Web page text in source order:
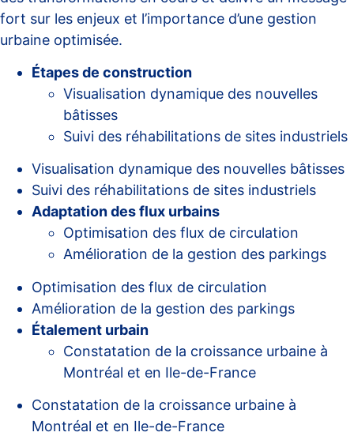
fort sur les enjeux et l’importance d’une gestion
urbaine optimisée.
Étapes de construction
Visualisation dynamique des nouvelles
bâtisses
Suivi des réhabilitations de sites industriels
Visualisation dynamique des nouvelles bâtisses
Suivi des réhabilitations de sites industriels
Adaptation des flux urbains
Optimisation des flux de circulation
Amélioration de la gestion des parkings
Optimisation des flux de circulation
Amélioration de la gestion des parkings
Étalement urbain
Constatation de la croissance urbaine à
Montréal et en Ile-de-France
Constatation de la croissance urbaine à
Montréal et en Ile-de-France